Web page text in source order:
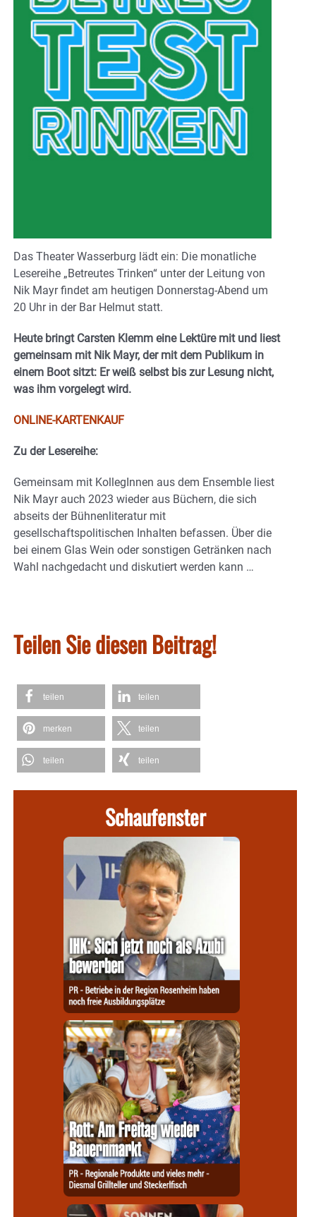
Das Theater Wasserburg lädt ein: Die monatliche
Lesereihe „Betreutes Trinken“ unter der Leitung von
Nik Mayr findet am heutigen Donnerstag-Abend um
20 Uhr in der Bar Helmut statt.
Heute bringt Carsten Klemm eine Lektüre mit und liest
gemeinsam mit Nik Mayr, der mit dem Publikum in
einem Boot sitzt: Er weiß selbst bis zur Lesung nicht,
was ihm vorgelegt wird.
ONLINE-KARTENKAUF
Zu der Lesereihe:
Gemeinsam mit KollegInnen aus dem Ensemble liest
Nik Mayr auch 2023 wieder aus Büchern, die sich
abseits der Bühnenliteratur mit
gesellschaftspolitischen Inhalten befassen. Über die
bei einem Glas Wein oder sonstigen Getränken nach
Wahl nachgedacht und diskutiert werden kann …
Teilen Sie diesen Beitrag!
teilen teilen
merken teilen
teilen teilen
Schaufenster